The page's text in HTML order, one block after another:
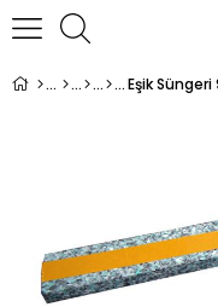
Eşik Süngeri